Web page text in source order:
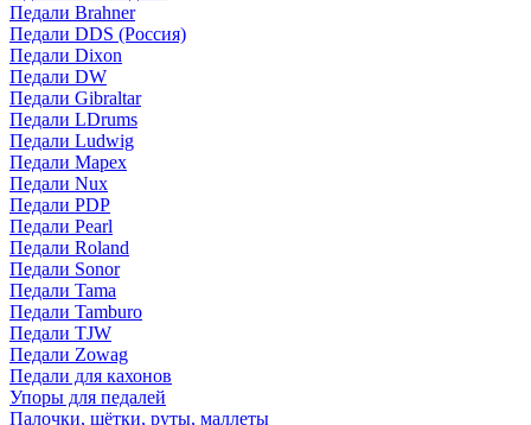
Педали Brahner
Педали DDS (Россия)
Педали Dixon
Педали DW
Педали Gibraltar
Педали LDrums
Педали Ludwig
Педали Mapex
Педали Nux
Педали PDP
Педали Pearl
Педали Roland
Педали Sonor
Педали Tama
Педали Tamburo
Педали TJW
Педали Zowag
Педали для кахонов
Упоры для педалей
Палочки, щётки, руты, маллеты